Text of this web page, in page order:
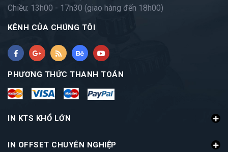
Chiều: 13h00 - 17h30 (giao hàng đến 18h00)
KÊNH CỦA CHÚNG TÔI
PHƯƠNG THỨC THANH TOÁN
IN KTS KHỔ LỚN
IN OFFSET CHUYÊN NGHIỆP